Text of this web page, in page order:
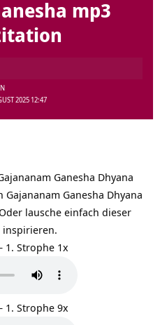
mp3
2025 12:47
Ganesha Dhyana
Ganesha Dhyana
lausche einfach dieser
inspirieren.
1. Strophe 1x
1. Strophe 9x